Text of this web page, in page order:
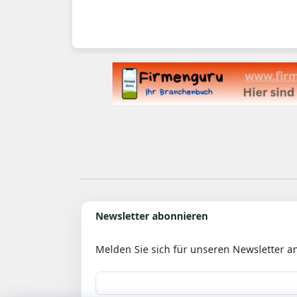
Newsletter abonnieren
Melden Sie sich für unseren Newsletter